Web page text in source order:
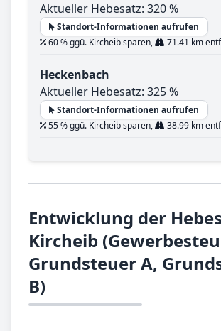
Aktueller Hebesatz: 320 %
Standort-Informationen aufrufen
60 % ggü. Kircheib sparen,
71.41 km
Heckenbach
Aktueller Hebesatz: 325 %
Standort-Informationen aufrufen
55 % ggü. Kircheib sparen,
38.99 km
Entwicklung der
Kircheib
Grundsteuer A,
B)